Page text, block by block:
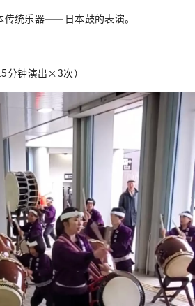
传统乐器——日本鼓的表演。
分钟演出×3次）